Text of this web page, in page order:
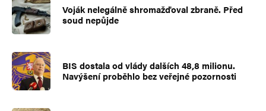
Voják nelegálně shromažďoval zbraně. Před
soud nepůjde
BIS dostala od vlády dalších 48,8 milionu.
Navýšení proběhlo bez veřejné pozornosti